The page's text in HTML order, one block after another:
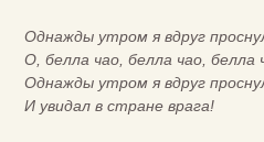
Однажды утром я вдруг
О, белла чао, белла чао, белла
Однажды утром я вдруг
И увидал в стране врага!